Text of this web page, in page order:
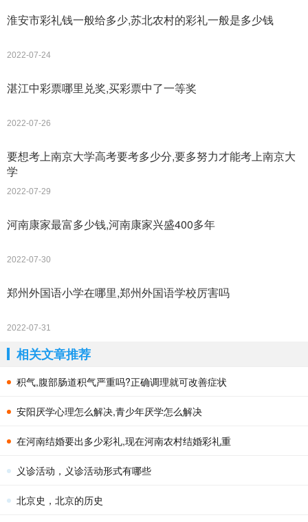
淮安市彩礼钱一般给多少,苏北农村的彩礼一般是多少钱
2022-07-24
湛江中彩票哪里兑奖,买彩票中了一等奖
2022-07-26
要想考上南京大学高考要考多少分,要多努力才能考上南京大
学
2022-07-29
河南康家最富多少钱,河南康家兴盛400多年
2022-07-30
郑州外国语小学在哪里,郑州外国语学校厉害吗
2022-07-31
相关文章推荐
积气,腹部肠道积气严重吗?正确调理就可改善症状
安阳厌学心理怎么解决,青少年厌学怎么解决
在河南结婚要出多少彩礼,现在河南农村结婚彩礼重
义诊活动，义诊活动形式有哪些
北京史，北京的历史